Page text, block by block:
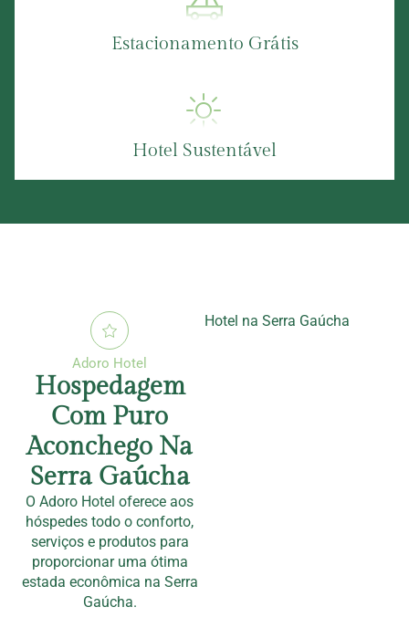
Estacionamento Grátis
Hotel Sustentável
Adoro Hotel
Hospedagem
Com Puro
Aconchego Na
Serra Gaúcha
O Adoro Hotel oferece aos
hóspedes todo o conforto,
serviços e produtos para
proporcionar uma ótima
estada econômica na Serra
Gaúcha.